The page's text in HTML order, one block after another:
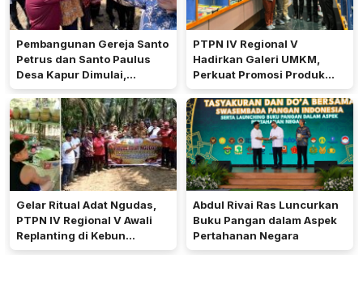
Pembangunan Gereja Santo
Petrus dan Santo Paulus
Desa Kapur Dimulai,
Pemkab Kubu Raya Siapkan
Akses Jalan
PTPN IV Regional V
Hadirkan Galeri UMKM,
Perkuat Promosi Produk
Mitra Binaan Melalui Inovasi
Digital
Gelar Ritual Adat Ngudas,
PTPN IV Regional V Awali
Replanting di Kebun
Kembayan
Abdul Rivai Ras Luncurkan
Buku Pangan dalam Aspek
Pertahanan Negara